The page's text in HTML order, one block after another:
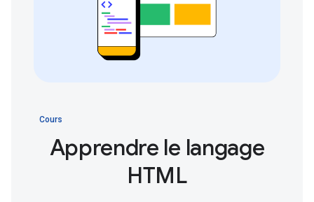
Cours
Apprendre le langage
HTML